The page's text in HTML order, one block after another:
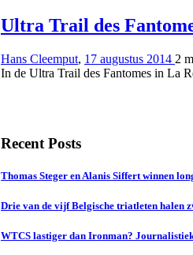
Ultra Trail des
Hans Cleemput, 17 augustus 2014 2
In de Ultra Trail des Fantomes in La
Recent Posts
Thomas Steger en Alanis Siffert winnen
Drie van de vijf Belgische triatleten halen
WTCS lastiger dan Ironman?